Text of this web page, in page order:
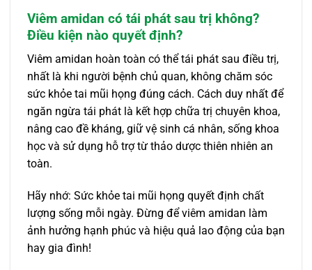
Viêm amidan có tái phát sau trị không?
Điều kiện nào quyết định?
Viêm amidan hoàn toàn có thể tái phát sau điều trị,
nhất là khi người bệnh chủ quan, không chăm sóc
sức khỏe tai mũi họng đúng cách. Cách duy nhất để
ngăn ngừa tái phát là kết hợp chữa trị chuyên khoa,
nâng cao đề kháng, giữ vệ sinh cá nhân, sống khoa
học và sử dụng hỗ trợ từ thảo dược thiên nhiên an
toàn.
Hãy nhớ: Sức khỏe tai mũi họng quyết định chất
lượng sống mỗi ngày. Đừng để viêm amidan làm
ảnh hưởng hạnh phúc và hiệu quả lao động của bạn
hay gia đình!